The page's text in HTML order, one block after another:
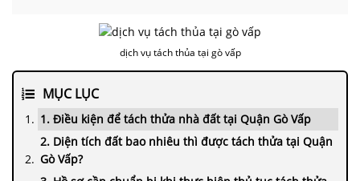
dịch vụ tách thủa tại gò vấp
MỤC LỤC
1. Điều kiện để tách thửa nhà đất tại Quận Gò Vấp
2. Diện tích đất bao nhiêu thì được tách thửa tại Quận
Gò Vấp?